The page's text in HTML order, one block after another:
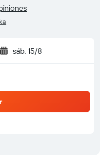
sáb. 15/8